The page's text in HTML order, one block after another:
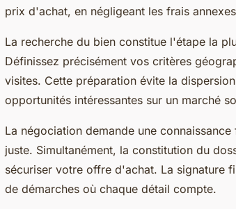
prix d'achat, en négligeant les frais
La recherche du bien constitue l'étape la
Définissez précisément vos critères
visites. Cette préparation évite la
opportunités intéressantes sur un marché
La négociation demande une
juste. Simultanément, la constitution du
sécuriser votre offre d'achat. La signature
de démarches où chaque détail compte.